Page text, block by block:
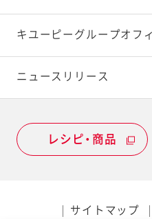
キユーピーグループオフ
ニュースリリース
レシピ・商品
サイトマップ